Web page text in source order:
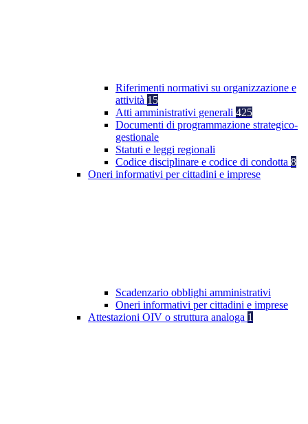
Riferimenti normativi su organizzazione e
attività 15
Atti amministrativi generali 425
Documenti di programmazione strategico-
gestionale
Statuti e leggi regionali
Codice disciplinare e codice di condotta 8
Oneri informativi per cittadini e imprese
Scadenzario obblighi amministrativi
Oneri informativi per cittadini e imprese
Attestazioni OIV o struttura analoga 1